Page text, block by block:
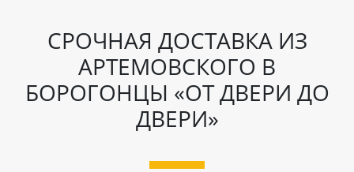
СРОЧНАЯ ДОСТАВКА ИЗ
АРТЕМОВСКОГО В
БОРОГОНЦЫ «ОТ ДВЕРИ ДО
ДВЕРИ»